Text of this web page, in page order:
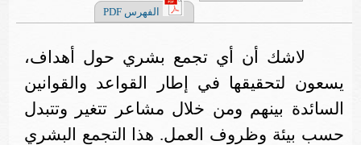
الفهرس PDF
لاشك أن أي تجمع بشري حول أهداف،
يسعون لتحقيقها في إطار القواعد والقوانين
السائدة بينهم ومن خلال مشاعر تتغير وتتبدل
حسب بيئة وظروف العمل. هذا التجمع البشري